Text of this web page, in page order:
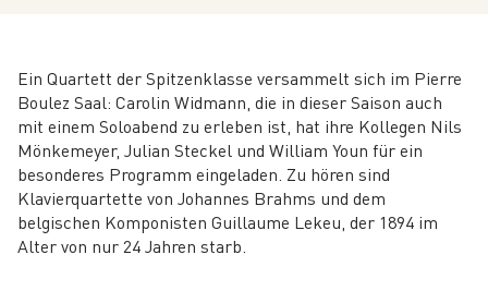
Ein Quartett der Spitzenklasse versammelt sich im Pierre
Boulez Saal: Carolin Widmann, die in dieser Saison auch
mit einem Soloabend zu erleben ist, hat ihre Kollegen Nils
Mönkemeyer, Julian Steckel und William Youn für ein
besonderes Programm eingeladen. Zu hören sind
Klavierquartette von Johannes Brahms und dem
belgischen Komponisten Guillaume Lekeu, der 1894 im
Alter von nur 24 Jahren starb.